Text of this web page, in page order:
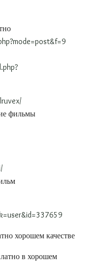
фильмы
хорошем качестве
в хорошем